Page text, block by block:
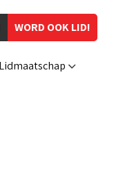
WORD OOK LID!
Lidmaatschap